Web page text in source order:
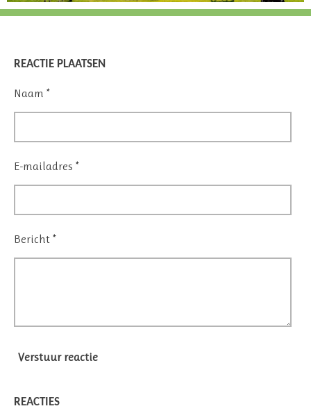
REACTIE PLAATSEN
Naam *
E-mailadres *
Bericht *
Verstuur reactie
REACTIES